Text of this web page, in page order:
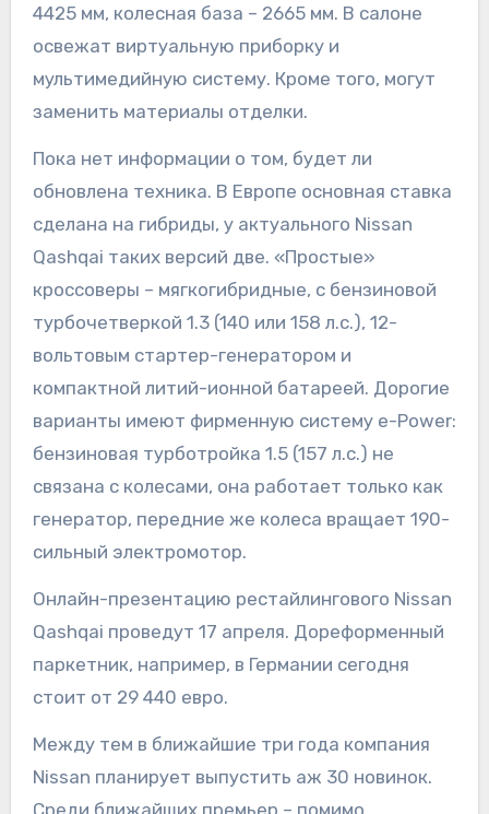
4425 мм, колесная база – 2665 мм. В салоне
освежат виртуальную приборку и
мультимедийную систему. Кроме того, могут
заменить материалы отделки.
Пока нет информации о том, будет ли
обновлена техника. В Европе основная ставка
сделана на гибриды, у актуального Nissan
Qashqai таких версий две. «Простые»
кроссоверы – мягкогибридные, с бензиновой
турбочетверкой 1.3 (140 или 158 л.с.), 12-
вольтовым стартер-генератором и
компактной литий-ионной батареей. Дорогие
варианты имеют фирменную систему e-Power:
бензиновая турботройка 1.5 (157 л.с.) не
связана с колесами, она работает только как
генератор, передние же колеса вращает 190-
сильный электромотор.
Онлайн-презентацию рестайлингового Nissan
Qashqai проведут 17 апреля. Дореформенный
паркетник, например, в Германии сегодня
стоит от 29 440 евро.
Между тем в ближайшие три года компания
Nissan планирует выпустить аж 30 новинок.
Среди ближайших премьер – помимо